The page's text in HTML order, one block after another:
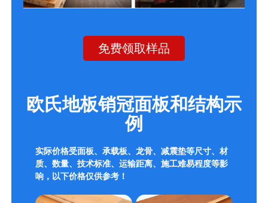
免费领取样品
欧氏地板销冠面板和结构示
例
实际价格受面板、承载板、龙骨、减震垫等尺寸、材
质、数量、技术标准、运输距离、施工难易程度等影
响，以下价格仅供参考！